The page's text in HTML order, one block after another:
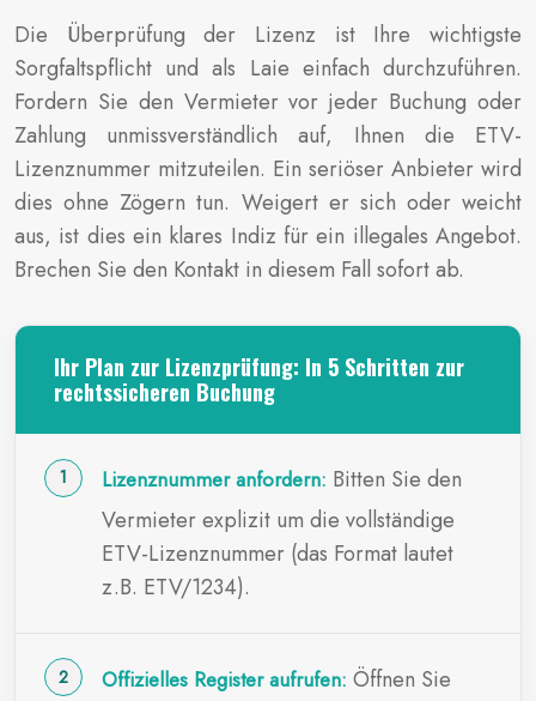
Die Überprüfung der Lizenz ist Ihre wichtigste
Sorgfaltspflicht und als Laie einfach durchzuführen.
Fordern Sie den Vermieter vor jeder Buchung oder
Zahlung unmissverständlich auf, Ihnen die ETV-
Lizenznummer mitzuteilen. Ein seriöser Anbieter wird
dies ohne Zögern tun. Weigert er sich oder weicht
aus, ist dies ein klares Indiz für ein illegales Angebot.
Brechen Sie den Kontakt in diesem Fall sofort ab.
Ihr Plan zur Lizenzprüfung: In 5 Schritten zur
rechtssicheren Buchung
Lizenznummer anfordern: Bitten Sie den
Vermieter explizit um die vollständige
ETV-Lizenznummer (das Format lautet
z.B. ETV/1234).
Offizielles Register aufrufen: Öffnen Sie